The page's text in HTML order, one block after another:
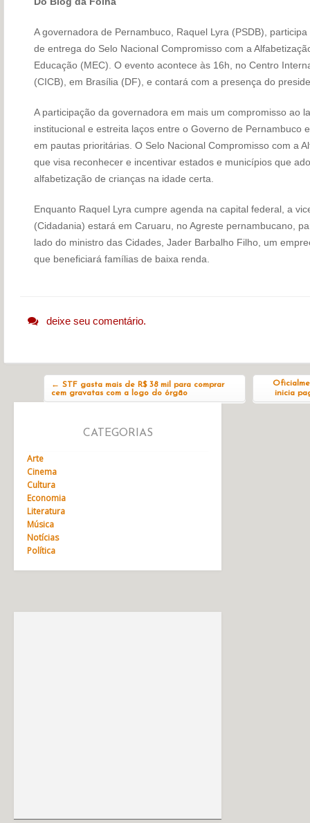
A governadora de Pernambuco, Raquel Lyra (PSDB),
de entrega do Selo Nacional Compromisso com a
Educação (MEC). O evento acontece às 16h, no Centro
(CICB), em Brasília (DF), e contará com a presença do
A participação da governadora em mais um compromisso ao
institucional e estreita laços entre o Governo de Pernambuco
em pautas prioritárias. O Selo Nacional Compromisso com a
que visa reconhecer e incentivar estados e municípios que
alfabetização de crianças na idade certa.
Enquanto Raquel Lyra cumpre agenda na capital federal, a
(Cidadania) estará em Caruaru, no Agreste pernambucano,
lado do ministro das Cidades, Jader Barbalho Filho, um
que beneficiará famílias de baixa renda.
deixe seu comentário.
← STF gasta mais de R$ 38 mil para comprar
cem gravatas com a logo do órgão
inicia
CATEGORIAS
Arte
Cinema
Cultura
Economia
Literatura
Música
Notícias
Política